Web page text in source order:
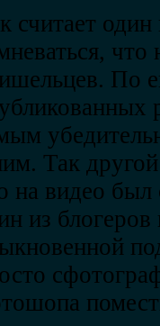
считает
что
По
Так
на видео
из блогеров